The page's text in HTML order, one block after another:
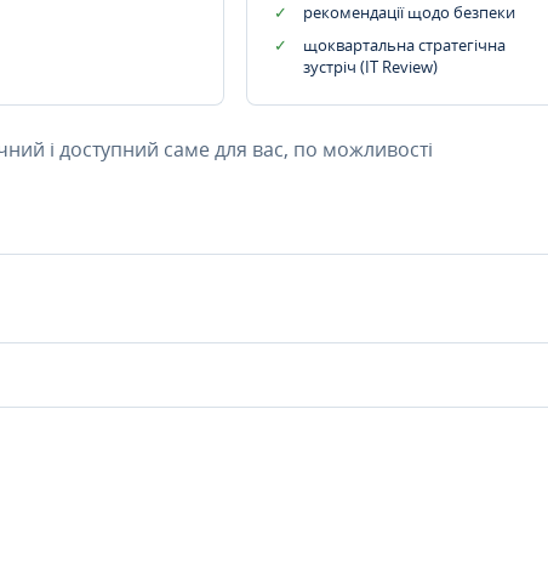
рекомендації щодо безпеки
щоквартальна стратегічна
зустріч (IT Review)
і доступний саме для вас, по можливості